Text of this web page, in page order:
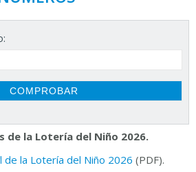
de la Lotería del Niño 2026.
de la Lotería del Niño 2026 (PDF).